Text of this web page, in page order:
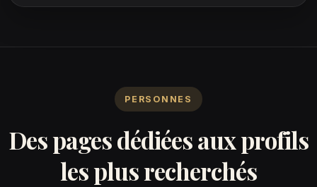
PERSONNES
Des pages dédiées aux profils
les plus recherchés